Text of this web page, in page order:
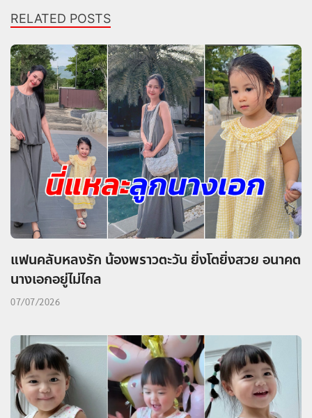
RELATED POSTS
แฟนคลับหลงรัก น้องพราวตะวัน ยิ่งโตยิ่งสวย อนาคต
นางเอกอยู่ไม่ไกล
07/07/2026